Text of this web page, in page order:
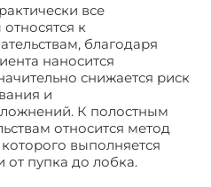
все
к
благодаря
наносится
снижается риск
и
К полостным
относится метод
выполняется
пупка до лобка.